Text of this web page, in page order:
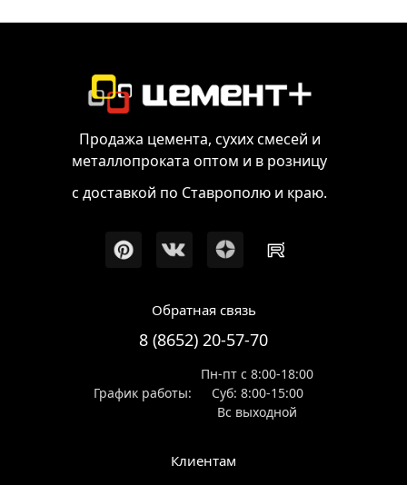
Продажа цемента, сухих смесей и
металлопроката оптом и в розницу
с доставкой по Ставрополю и краю.
Обратная связь
8 (8652) 20-57-70
График работы:
Пн-пт с 8:00-18:00
Суб: 8:00-15:00
Вс выходной
Клиентам